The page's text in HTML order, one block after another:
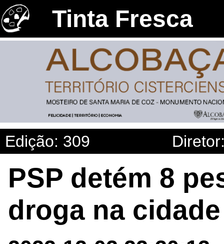
Tinta Fresca
Edição: 309
PSP detém 8
droga na